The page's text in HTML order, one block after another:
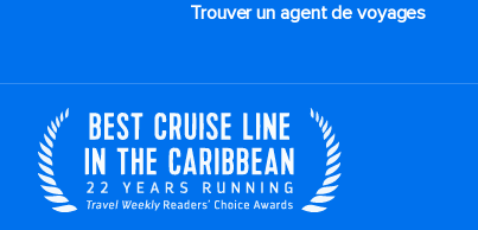
Trouver un agent de voyages